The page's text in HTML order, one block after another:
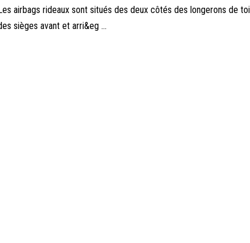
airbags rideaux sont situés des deux côtés des longerons de
sièges avant et arri&eg ...